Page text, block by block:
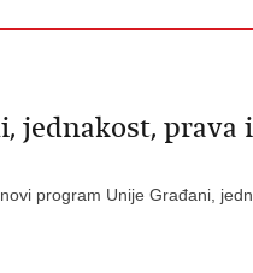
jednakost, prava i
program Unije Građani,